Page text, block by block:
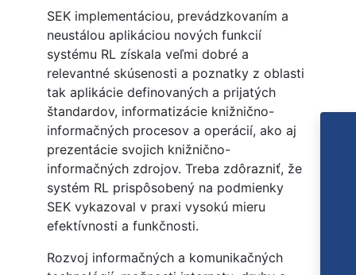
SEK implementáciou, prevádzkovaním a
neustálou aplikáciou nových funkcií
systému RL získala veľmi dobré a
relevantné skúsenosti a poznatky z oblasti
tak aplikácie definovaných a prijatých
štandardov, informatizácie knižnično-
informačných procesov a operácií, ako aj
prezentácie svojich knižnično-
informačných zdrojov. Treba zdôrazniť, že
systém RL prispôsobený na podmienky
SEK vykazoval v praxi vysokú mieru
efektívnosti a funkčnosti.
Rozvoj informačných a komunikačných